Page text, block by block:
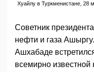
Хуайлу в Туркменистане, 28
Советник
нефти и газа
Ашхабаде
всемирно